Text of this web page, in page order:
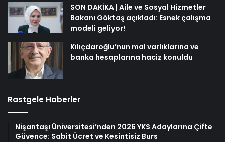
SON DAKİKA | Aile ve Sosyal Hizmetler
Bakanı Göktaş açıkladı: Esnek çalışma
modeli geliyor!
Kılıçdaroğlu’nun mal varlıklarına ve
banka hesaplarına haciz konuldu
Rastgele Haberler
Nişantaşı Üniversitesi’nden 2026 YKS Adaylarına Çifte
Güvence: Sabit Ücret ve Kesintisiz Burs